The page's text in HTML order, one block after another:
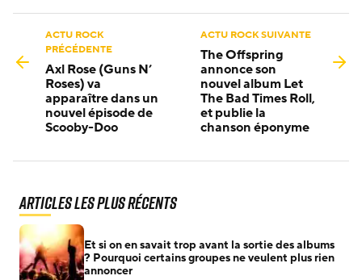
ACTU ROCK
PRÉCÉDENTE
Axl Rose (Guns N’
Roses) va
apparaître dans un
nouvel épisode de
Scooby-Doo
ACTU ROCK SUIVANTE
The Offspring
annonce son
nouvel album Let
The Bad Times Roll,
et publie la
chanson éponyme
Articles les plus récents
Et si on en savait trop avant la sortie des albums
? Pourquoi certains groupes ne veulent plus rien
annoncer